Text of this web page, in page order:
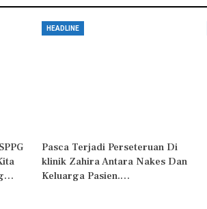
HEADLINE
Pasca Terjadi Perseteruan Di
klinik Zahira Antara Nakes Dan
Keluarga Pasien.…